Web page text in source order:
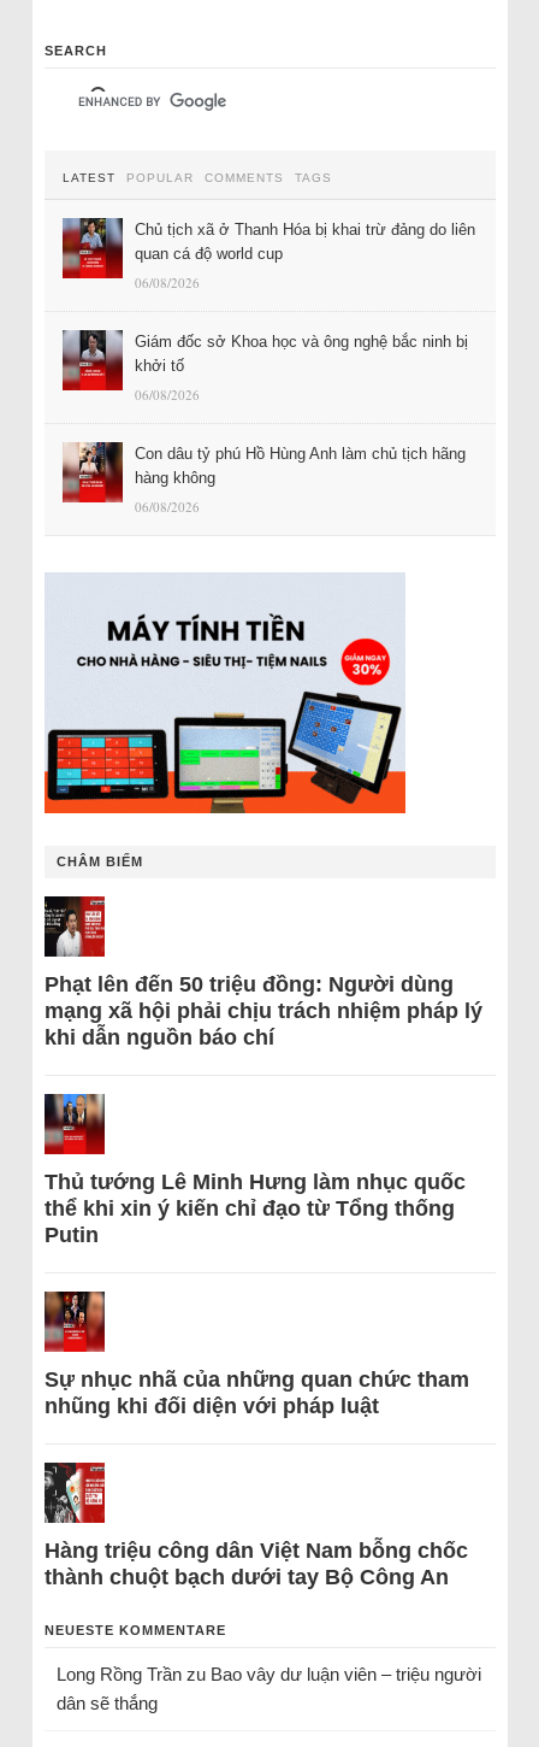
SEARCH
LATEST POPULAR COMMENTS TAGS
Chủ tịch xã ở Thanh Hóa bị khai trừ đảng do liên
quan cá độ world cup
06/08/2026
Giám đốc sở Khoa học và ông nghệ bắc ninh bị
khởi tố
06/08/2026
Con dâu tỷ phú Hồ Hùng Anh làm chủ tịch hãng
hàng không
06/08/2026
CHÂM BIẾM
Phạt lên đến 50 triệu đồng: Người dùng
mạng xã hội phải chịu trách nhiệm pháp lý
khi dẫn nguồn báo chí
Thủ tướng Lê Minh Hưng làm nhục quốc
thể khi xin ý kiến chỉ đạo từ Tổng thống
Putin
Sự nhục nhã của những quan chức tham
nhũng khi đối diện với pháp luật
Hàng triệu công dân Việt Nam bỗng chốc
thành chuột bạch dưới tay Bộ Công An
NEUESTE KOMMENTARE
Long Rồng Trầnzu Bao vây dư luận viên – triệu người
dân sẽ thắng